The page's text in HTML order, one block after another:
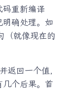
码重新编译
明确处理。如
（就像现在的
返回一个值，
几个后果。首